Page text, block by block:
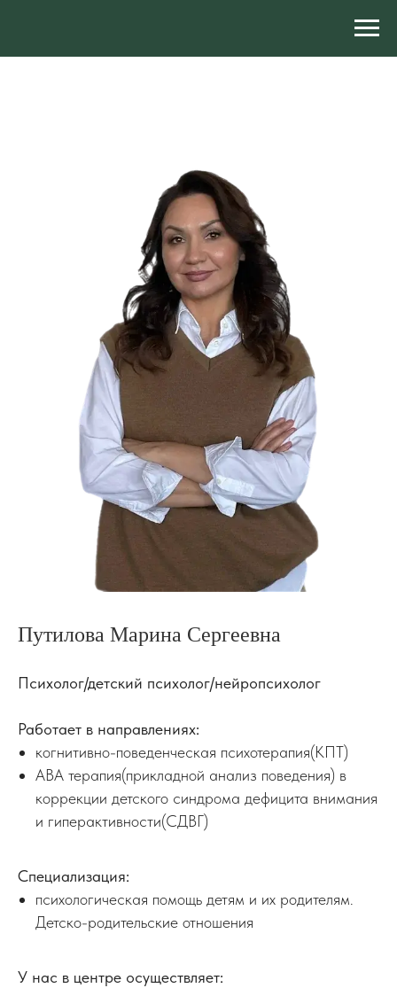
Путилова Марина Сергеевна
Психолог/детский психолог/нейропсихолог
Работает в направлениях:
когнитивно-поведенческая психотерапия(КПТ)
АВА терапия(прикладной анализ поведения) в
коррекции детского синдрома дефицита внимания
и гиперактивности(СДВГ)
Специализация:
психологическая помощь детям и их родителям.
Детско-родительские отношения
У нас в центре осуществляет: